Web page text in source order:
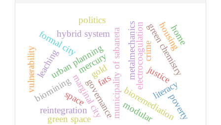
urban planning
governancemunicipality of sabaneta
hybrid system
bioremediation
electrocoagulation
metalmechanics
fats
marginal city
formal city
leaching mercury
gold
biomining
green chemistry
justice
politics
crime
reintegration
vulnerability literacy
housing
space poverty
home
modular
green space